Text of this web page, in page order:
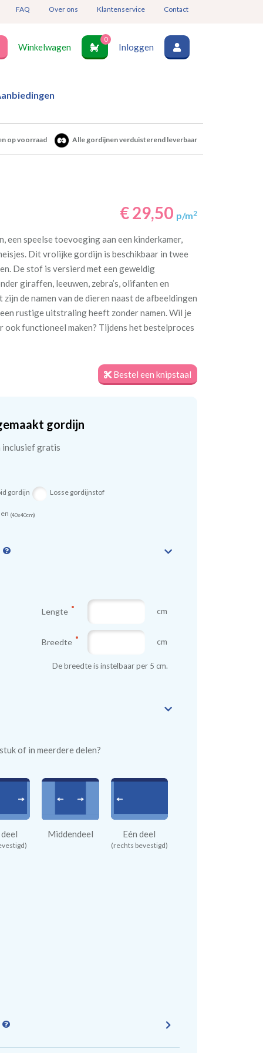
FAQ Over ons Klantenservice Contact
Winkelwagen
0
Inloggen
op voorraad Alle gordijnen verduisterend leverbaar
€ 29,50 p/m2
een speelse toevoeging aan een kinderkamer,
Dit vrolijke gordijn is beschikbaar in twee
De stof is versierd met een geweldig
giraffen, leeuwen, zebra’s, olifanten en
de namen van de dieren naast de afbeeldingen
rustige uitstraling heeft zonder namen. Wil je
ook functioneel maken? Tijdens het bestelproces
Bestel een knipstaal
gordijn
inclusief gratis
gordijn Losse gordijnstof
(40x40cm)
Lengte cm
Breedte cm
De breedte is instelbaar per 5 cm.
of in meerdere delen?
Middendeel Eén deel
(rechts bevestigd)